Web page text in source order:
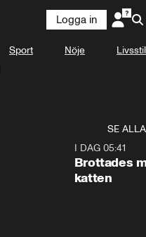
Logga in
Sport Nöje Livsstil
SE ALLA
I DAG 05:41
Brottades
katten